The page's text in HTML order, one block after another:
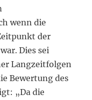
wenn die
der
Dies sei
Langzeitfolgen
Bewertung des
„Da die